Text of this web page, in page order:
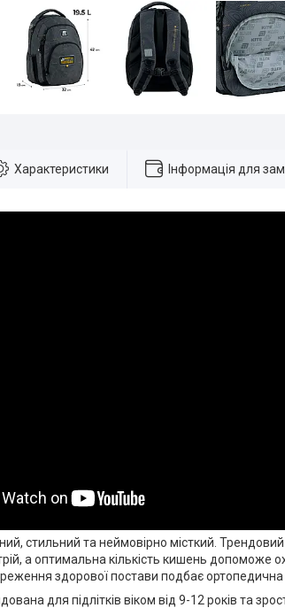
Характеристики Інформація для
стильний та неймовірно місткий.
а оптимальна кількість кишень допоможе
здорової постави подбає
для підлітків віком від 9-12 років та